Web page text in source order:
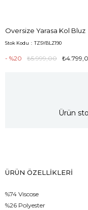
Oversize Yarasa Kol Bluz
Stok Kodu TZ5YBLZ190
20 ₺5.999,00
Ürün
ÜRÜN ÖZELLIKLERI
%74 Viscose
%26 Polyester